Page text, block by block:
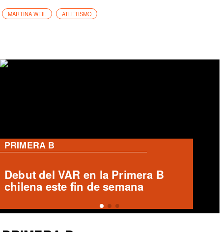
MARTINA WEIL ATLETISMO
PRIMERA B
Ronald Fuentes habla sobre caso
Enzo Riquelme y Ángelo Araos